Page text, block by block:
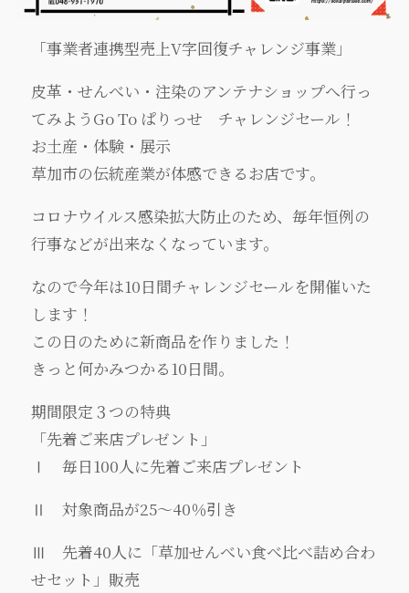
「事業者連携型売上V字回復チャレンジ事業」
皮革・せんべい・注染のアンテナショップへ行っ
てみようGo To ぱりっせ チャレンジセール！
お土産・体験・展示
草加市の伝統産業が体感できるお店です。
コロナウイルス感染拡大防止のため、毎年恒例の
行事などが出来なくなっています。
なので今年は10日間チャレンジセールを開催いた
します！
この日のために新商品を作りました！
きっと何かみつかる10日間。
期間限定３つの特典
「先着ご来店プレゼント」
Ⅰ 毎日100人に先着ご来店プレゼント
Ⅱ 対象商品が25～40％引き
Ⅲ 先着40人に「草加せんべい食べ比べ詰め合わ
せセット」販売